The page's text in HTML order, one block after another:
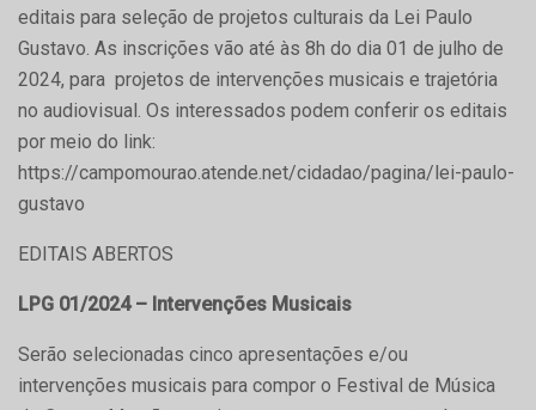
editais para seleção de projetos culturais da Lei Paulo
Gustavo. As inscrições vão até às 8h do dia 01 de julho de
2024, para projetos de intervenções musicais e trajetória
no audiovisual. Os interessados podem conferir os editais
por meio do link:
https://campomourao.atende.net/cidadao/pagina/lei-paulo-
gustavo
EDITAIS ABERTOS
LPG 01/2024 – Intervenções Musicais
Serão selecionadas cinco apresentações e/ou
intervenções musicais para compor o Festival de Música